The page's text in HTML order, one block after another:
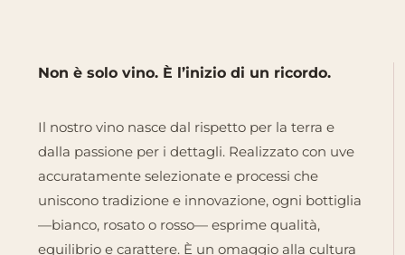
Non è solo vino. È l’inizio di un ricordo.
Il nostro vino nasce dal rispetto per la terra e
dalla passione per i dettagli. Realizzato con uve
accuratamente selezionate e processi che
uniscono tradizione e innovazione, ogni bottiglia
—bianco, rosato o rosso— esprime qualità,
equilibrio e carattere. È un omaggio alla cultura